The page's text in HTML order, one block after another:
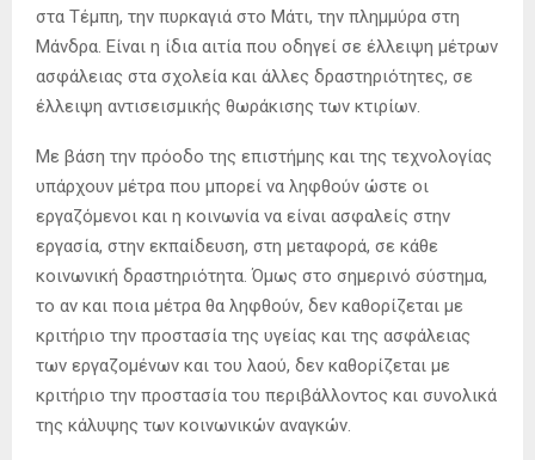
στα Τέμπη, την πυρκαγιά στο Μάτι, την πλημμύρα στη
Μάνδρα. Είναι η ίδια αιτία που οδηγεί σε έλλειψη μέτρων
ασφάλειας στα σχολεία και άλλες δραστηριότητες, σε
έλλειψη αντισεισμικής θωράκισης των κτιρίων.
Με βάση την πρόοδο της επιστήμης και της τεχνολογίας
υπάρχουν μέτρα που μπορεί να ληφθούν ώστε οι
εργαζόμενοι και η κοινωνία να είναι ασφαλείς στην
εργασία, στην εκπαίδευση, στη μεταφορά, σε κάθε
κοινωνική δραστηριότητα. Όμως στο σημερινό σύστημα,
το αν και ποια μέτρα θα ληφθούν, δεν καθορίζεται με
κριτήριο την προστασία της υγείας και της ασφάλειας
των εργαζομένων και του λαού, δεν καθορίζεται με
κριτήριο την προστασία του περιβάλλοντος και συνολικά
της κάλυψης των κοινωνικών αναγκών.